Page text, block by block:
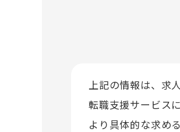
上記の情報は、求
転職支援サービス
より具体的な求め